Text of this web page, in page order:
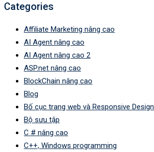
Categories
Affiliate Marketing nâng cao
AI Agent nâng cao
AI Agent nâng cao 2
ASP.net nâng cao
BlockChain nâng cao
Blog
Bố cục trang web và Responsive Design
Bộ sưu tập
C # nâng cao
C++, Windows programming